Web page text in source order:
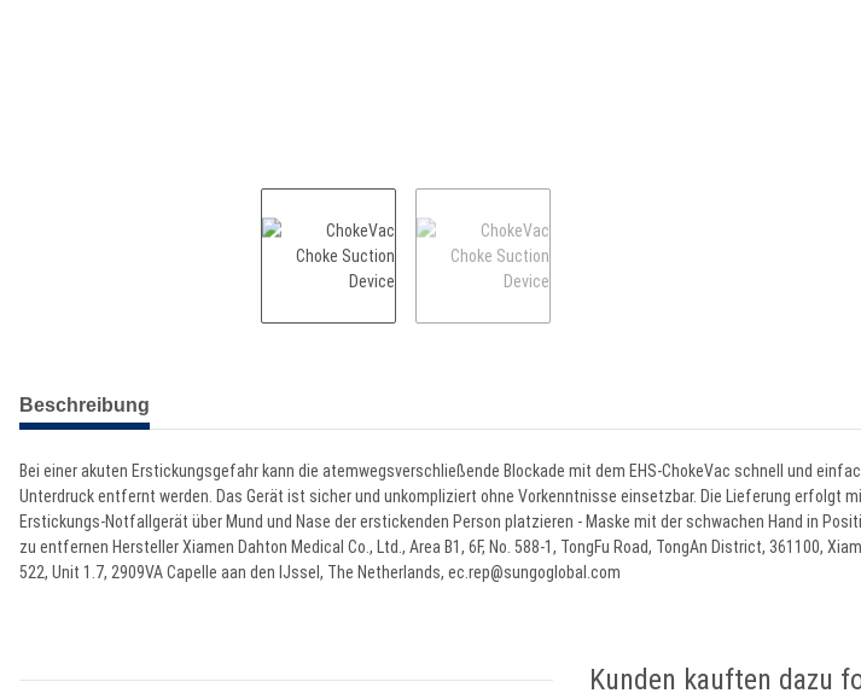
weitere Registerkarten anzeigen
Beschreibung
Bei einer akuten Erstickungsgefahr kann die atemwegsverschließende Blockade mit dem EHS-ChokeVac schnell und
Unterdruck entfernt werden. Das Gerät ist sicher und unkompliziert ohne Vorkenntnisse einsetzbar. Die Lieferung erfolgt
Erstickungs-Notfallgerät über Mund und Nase der erstickenden Person platzieren - Maske mit der schwachen Hand in
zu entfernen Hersteller Xiamen Dahton Medical Co., Ltd., Area B1, 6F, No. 588-1, TongFu Road, TongAn District, 361100,
522, Unit 1.7, 2909VA Capelle aan den IJssel, The Netherlands, ec.rep@sungoglobal.com
Kunden kauften dazu